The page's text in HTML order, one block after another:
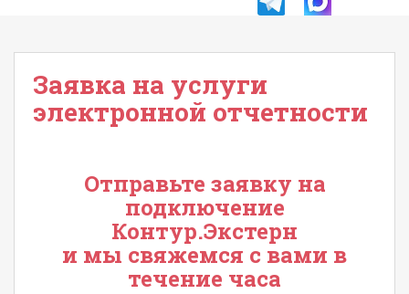
Заявка на услуги
электронной отчетности
Отправьте заявку на
подключение
Контур.Экстерн
и мы свяжемся с вами в
течение часа